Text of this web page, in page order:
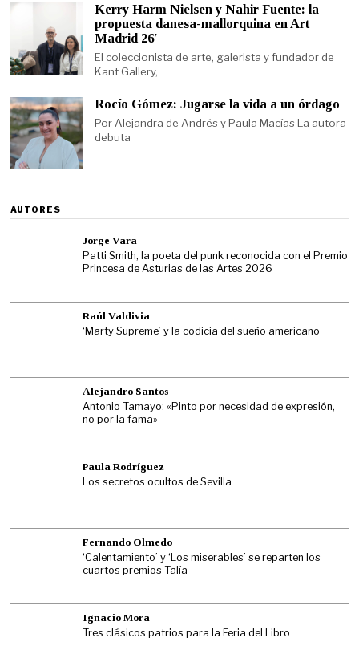
Kerry Harm Nielsen y Nahir Fuente: la
propuesta danesa-mallorquina en Art
Madrid 26′
El coleccionista de arte, galerista y fundador de
Kant Gallery,
Rocío Gómez: Jugarse la vida a un órdago
Por Alejandra de Andrés y Paula Macías La autora
debuta
AUTORES
Jorge Vara
Patti Smith, la poeta del punk reconocida con el Premio
Princesa de Asturias de las Artes 2026
Raúl Valdivia
‘Marty Supreme’ y la codicia del sueño americano
Alejandro Santos
Antonio Tamayo: «Pinto por necesidad de expresión,
no por la fama»
Paula Rodríguez
Los secretos ocultos de Sevilla
Fernando Olmedo
‘Calentamiento’ y ‘Los miserables’ se reparten los
cuartos premios Talía
Ignacio Mora
Tres clásicos patrios para la Feria del Libro